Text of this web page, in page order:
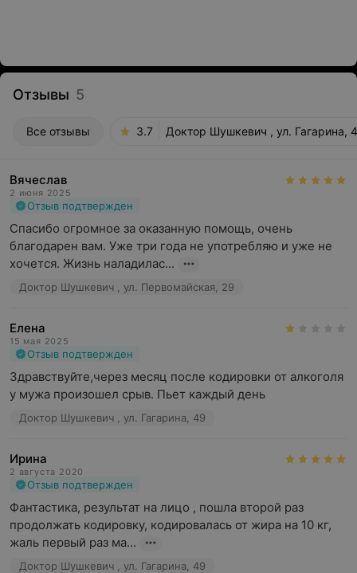
Отзывы 5
Все отзывы 3.7 Доктор Шушкевич , ул. Гагарина,
Вячеслав
2 июня 2025
Отзыв подтвержден
Спасибо огромное за оказанную помощь, очень
благодарен вам. Уже три года не употребляю и уже не
хочется. Жизнь наладилас...
Доктор Шушкевич , ул. Первомайская, 29
Елена
15 мая 2025
Отзыв подтвержден
Здравствуйте,через месяц после кодировки от алкоголя
у мужа произошел срыв. Пьет каждый день
Доктор Шушкевич , ул. Гагарина, 49
Ирина
2 августа 2020
Отзыв подтвержден
Фантастика, результат на лицо , пошла второй раз
продолжать кодировку, кодировалась от жира на 10 кг,
жаль первый раз ма...
Доктор Шушкевич , ул. Гагарина, 49